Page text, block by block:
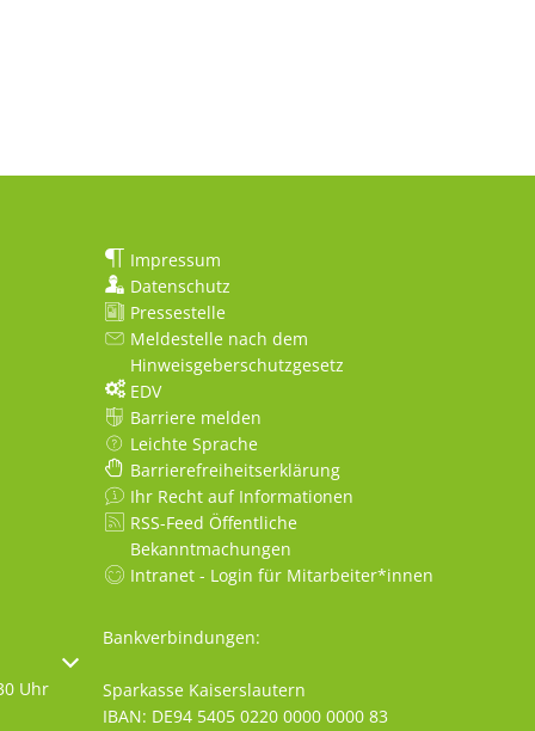
Schließzeiten auszublenden
Uhr
Impressum
Datenschutz
Pressestelle
Meldestelle nach dem
Hinweisgeberschutzgesetz
EDV
Barriere melden
Leichte Sprache
Barrierefreiheitserklärung
Ihr Recht auf Informationen
RSS-Feed Öffentliche
Bekanntmachungen
Intranet - Login für Mitarbeiter*innen
Bankverbindungen:
Sparkasse Kaiserslautern
IBAN: DE94 5405 0220 0000 0000 83